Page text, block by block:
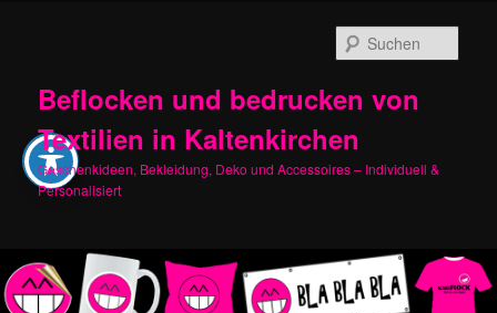
Beflocken und bedrucken von
Textilien in Kaltenkirchen
Geschenkideen, Bekleidung, Deko und Accessoires – Individuell &
Personalisiert